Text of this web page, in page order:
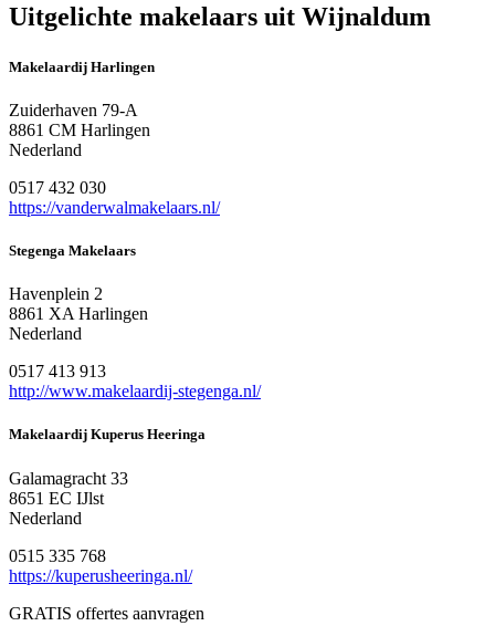
Uitgelichte makelaars uit Wijnaldum
Makelaardij Harlingen
Zuiderhaven 79-A
8861 CM Harlingen
Nederland
0517 432 030
https://vanderwalmakelaars.nl/
Stegenga Makelaars
Havenplein 2
8861 XA Harlingen
Nederland
0517 413 913
http://www.makelaardij-stegenga.nl/
Makelaardij Kuperus Heeringa
Galamagracht 33
8651 EC IJlst
Nederland
0515 335 768
https://kuperusheeringa.nl/
GRATIS offertes aanvragen